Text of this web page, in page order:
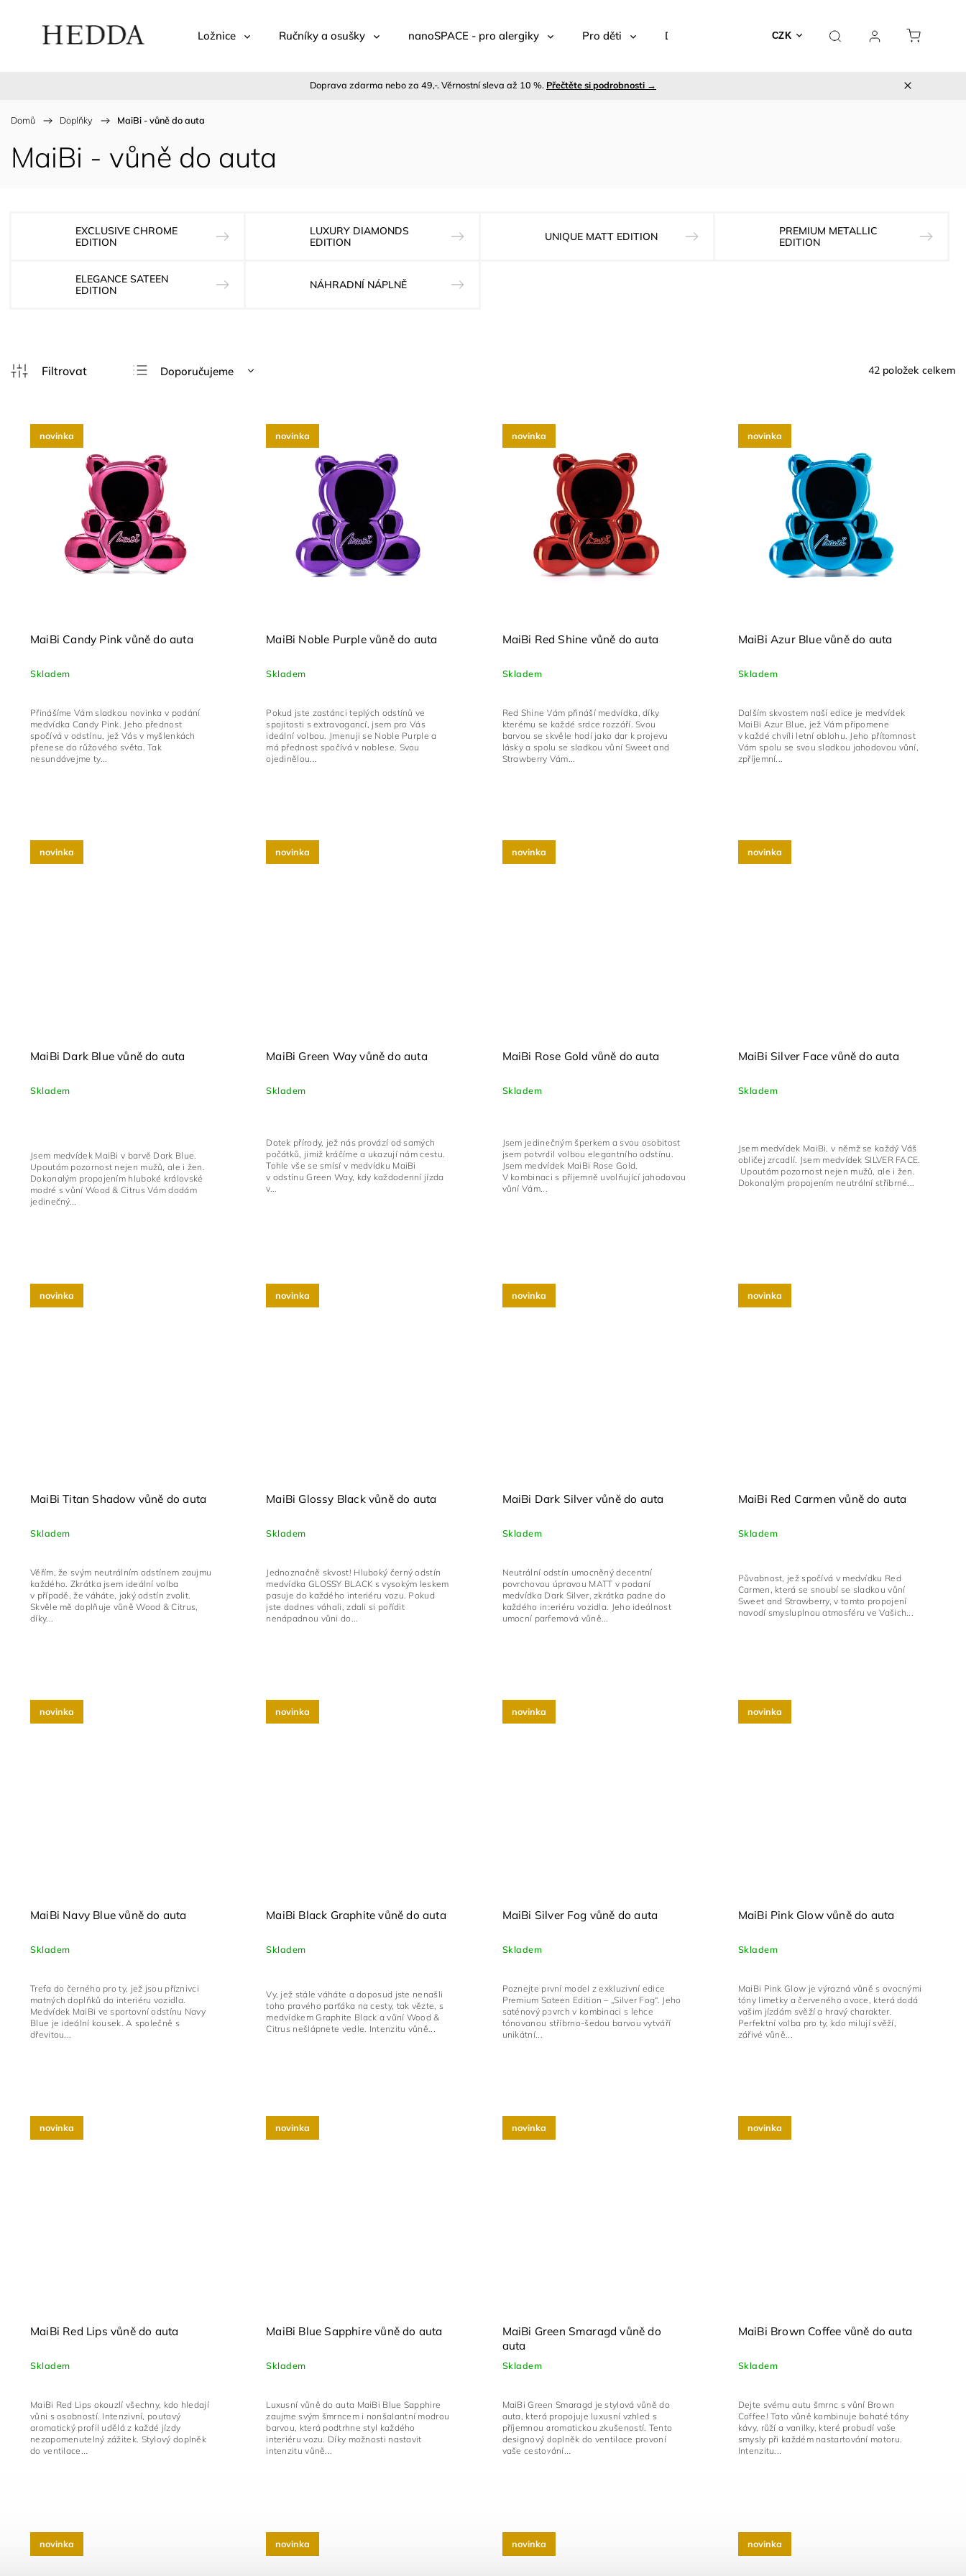
CZK
Ložnice Ručníky a osušky nanoSPACE - pro alergiky Pro děti Doplňky Utěrky
Doprava zdarma nebo za 49,-. Věrnostní sleva až 10 %. Přečtěte si podrobnosti →
Domů / Doplňky / MaiBi - vůně do auta
MaiBi - vůně do auta
EXCLUSIVE CHROME
EDITION
LUXURY DIAMONDS
EDITION
UNIQUE MATT EDITION
PREMIUM METALLIC
EDITION
ELEGANCE SATEEN
EDITION
NÁHRADNÍ NÁPLNĚ
Doporučujeme
Abecedně
42 položek celkem
novinka
MaiBi Candy Pink vůně do auta
Skladem
Přinášíme Vám sladkou novinka v podání
medvídka Candy Pink. Jeho přednost
spočívá v odstínu, jež Vás v myšlenkách
přenese do růžového světa. Tak
nesundávejme ty...
novinka
MaiBi Noble Purple vůně do auta
Skladem
Pokud jste zastánci teplých odstínů ve
spojitosti s extravagancí, jsem pro Vás
ideální volbou. Jmenuji se Noble Purple a
má přednost spočívá v noblese. Svou
ojedinělou...
novinka
MaiBi Red Shine vůně do auta
Skladem
Red Shine Vám přináší medvídka, díky
kterému se každé srdce rozzáří. Svou
barvou se skvěle hodí jako dar k projevu
lásky a spolu se sladkou vůní Sweet and
Strawberry Vám...
novinka
MaiBi Azur Blue vůně do auta
Skladem
Dalším skvostem naší edice je medvídek
MaiBi Azur Blue, jež Vám připomene
v každé chvíli letní oblohu. Jeho přítomnost
Vám spolu se svou sladkou jahodovou vůní,
zpříjemní...
novinka
MaiBi Dark Blue vůně do auta
Skladem
Jsem medvídek MaiBi v barvě Dark Blue.
Upoutám pozornost nejen mužů, ale i žen.
Dokonalým propojením hluboké královské
modré s vůní Wood & Citrus Vám dodám
jedinečný...
novinka
MaiBi Green Way vůně do auta
Skladem
Dotek přírody, jež nás provází od samých
počátků, jimiž kráčíme a ukazují nám cestu.
Tohle vše se smísí v medvídku MaiBi
v odstínu Green Way, kdy každodenní jízda
v...
novinka
MaiBi Rose Gold vůně do auta
Skladem
Jsem jedinečným šperkem a svou osobitost
jsem potvrdil volbou elegantního odstínu.
Jsem medvídek MaiBi Rose Gold.
V kombinaci s příjemně uvolňující jahodovou
vůní Vám...
novinka
MaiBi Silver Face vůně do auta
Skladem
Jsem medvídek MaiBi, v němž se každý Váš
obličej zrcadlí. Jsem medvídek SILVER FACE.
Upoutám pozornost nejen mužů, ale i žen.
Dokonalým propojením neutrální stříbrné...
novinka
MaiBi Titan Shadow vůně do auta
Skladem
Věřím, že svým neutrálním odstínem zaujmu
každého. Zkrátka jsem ideální volba
v případě, že váháte, jaký odstín zvolit.
Skvěle mě doplňuje vůně Wood & Citrus,
díky...
novinka
MaiBi Glossy Black vůně do auta
Skladem
Jednoznačně skvost! Hluboký černý odstín
medvídka GLOSSY BLACK s vysokým leskem
pasuje do každého interiéru vozu. Pokud
jste dodnes váhali, zdali si pořídit
nenápadnou vůni do...
novinka
MaiBi Dark Silver vůně do auta
Skladem
Neutrální odstín umocněný decentní
povrchovou úpravou MATT v podaní
medvídka Dark Silver, zkrátka padne do
každého interiéru vozidla. Jeho ideálnost
umocní parfemová vůně...
novinka
MaiBi Red Carmen vůně do auta
Skladem
Půvabnost, jež spočívá v medvídku Red
Carmen, která se snoubí se sladkou vůní
Sweet and Strawberry, v tomto propojení
navodí smysluplnou atmosféru ve Vašich...
novinka
MaiBi Navy Blue vůně do auta
Skladem
Trefa do černého pro ty, jež jsou příznivci
matných doplňků do interiéru vozidla.
Medvídek MaiBi ve sportovní odstínu Navy
Blue je ideální kousek. A společně s
dřevitou...
novinka
MaiBi Black Graphite vůně do auta
Skladem
Vy, jež stále váháte a doposud jste nenašli
toho pravého parťáka na cesty, tak vězte, s
medvídkem Graphite Black a vůní Wood &
Citrus nešlápnete vedle. Intenzitu vůně...
novinka
MaiBi Silver Fog vůně do auta
Skladem
Poznejte první model z exkluzivní edice
Premium Sateen Edition – „Silver Fog“. Jeho
saténový povrch v kombinaci s lehce
tónovanou stříbrno-šedou barvou vytváří
unikátní...
novinka
MaiBi Pink Glow vůně do auta
Skladem
MaiBi Pink Glow je výrazná vůně s ovocnými
tóny limetky a červeného ovoce, která dodá
vašim jízdám svěží a hravý charakter.
Perfektní volba pro ty, kdo milují svěží,
zářivé vůně...
novinka
MaiBi Red Lips vůně do auta
Skladem
MaiBi Red Lips okouzlí všechny, kdo hledají
vůni s osobností. Intenzivní, poutavý
aromatický profil udělá z každé jízdy
nezapomenutelný zážitek. Stylový doplněk
do ventilace...
novinka
MaiBi Blue Sapphire vůně do auta
Skladem
Luxusní vůně do auta MaiBi Blue Sapphire
zaujme svým šmrncem i nonšalantní modrou
barvou, která podtrhne styl každého
interiéru vozu. Díky možnosti nastavit
intenzitu vůně...
novinka
MaiBi Green Smaragd vůně do
auta
Skladem
MaiBi Green Smaragd je stylová vůně do
auta, která propojuje luxusní vzhled s
příjemnou aromatickou zkušeností. Tento
designový doplněk do ventilace provoní
vaše cestování...
novinka
MaiBi Brown Coffee vůně do auta
Skladem
Dejte svému autu šmrnc s vůní Brown
Coffee! Tato vůně kombinuje bohaté tóny
kávy, růží a vanilky, které probudí vaše
smysly při každém nastartování motoru.
Intenzitu...
novinka novinka novinka novinka